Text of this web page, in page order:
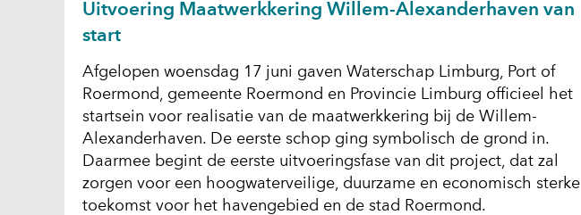
Uitvoering Maatwerkkering Willem-Alexanderhaven van
start
Afgelopen woensdag 17 juni gaven Waterschap Limburg, Port of
Roermond, gemeente Roermond en Provincie Limburg officieel het
startsein voor realisatie van de maatwerkkering bij de Willem-
Alexanderhaven. De eerste schop ging symbolisch de grond in.
Daarmee begint de eerste uitvoeringsfase van dit project, dat zal
zorgen voor een hoogwaterveilige, duurzame en economisch sterke
toekomst voor het havengebied en de stad Roermond.